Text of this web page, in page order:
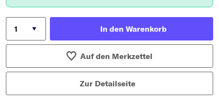
In den Warenkorb
Auf den Merkzettel
Zur Detailseite